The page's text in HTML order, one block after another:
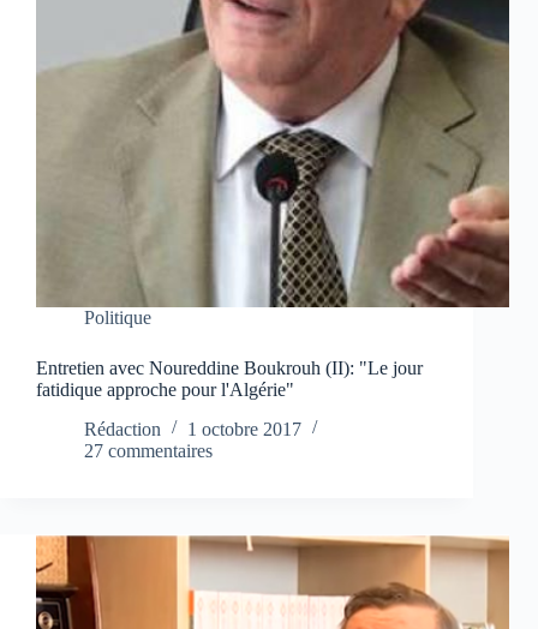
Politique
Entretien avec Noureddine Boukrouh (II): "Le jour
fatidique approche pour l'Algérie"
Rédaction
1 octobre 2017
27 commentaires